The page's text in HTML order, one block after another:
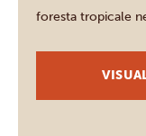
foresta tropicale
Zanzibar che si